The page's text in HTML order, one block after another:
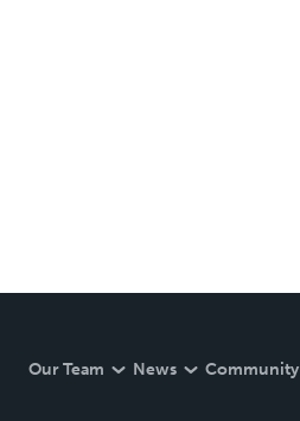
Our Team News Community